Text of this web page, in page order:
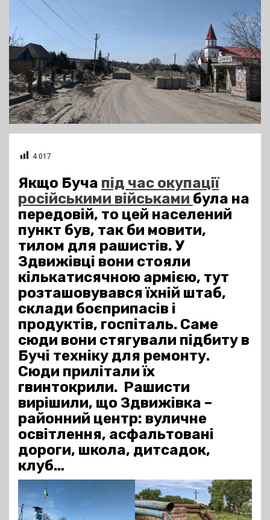
4 017
Якщо Буча під час окупації
російськими військами була на
передовій, то цей населений
пункт був, так би мовити,
тилом для рашистів. У
Здвижівці вони стояли
кількатисячною армією, тут
розташовувався їхній штаб,
склади боєприпасів і
продуктів, госпіталь. Саме
сюди вони стягували підбиту в
Бучі техніку для ремонту.
Сюди прилітали їх
гвинтокрили. Рашисти
вирішили, що Здвижівка –
районний центр: вуличне
освітлення, асфальтовані
дороги, школа, дитсадок,
клуб…